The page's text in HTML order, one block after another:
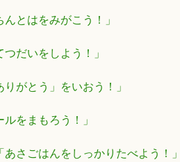
とはをみがこう！」
だいをしよう！」
がとう」をいおう！」
をまもろう！」
さごはんをしっかりたべよう！」